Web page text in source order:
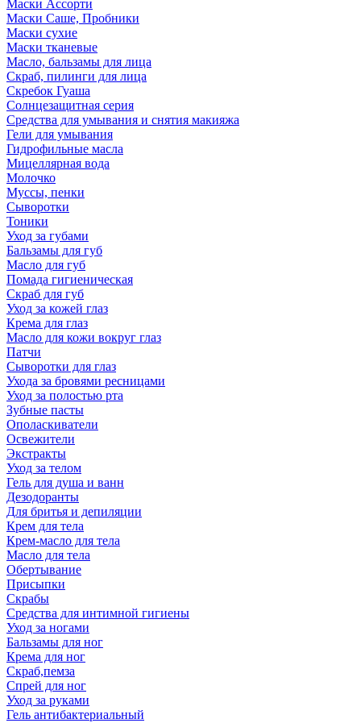
Маски Ассорти
Маски Саше, Пробники
Маски сухие
Маски тканевые
Масло, бальзамы для лица
Скраб, пилинги для лица
Скребок Гуаша
Солнцезащитная серия
Средства для умывания и снятия макияжа
Гели для умывания
Гидрофильные масла
Мицеллярная вода
Молочко
Муссы, пенки
Сыворотки
Тоники
Уход за губами
Бальзамы для губ
Масло для губ
Помада гигиеническая
Скраб для губ
Уход за кожей глаз
Крема для глаз
Масло для кожи вокруг глаз
Патчи
Сыворотки для глаз
Ухода за бровями ресницами
Уход за полостью рта
Зубные пасты
Ополаскиватели
Освежители
Экстракты
Уход за телом
Гель для душа и ванн
Дезодоранты
Для бритья и депиляции
Крем для тела
Крем-масло для тела
Масло для тела
Обертывание
Присыпки
Скрабы
Средства для интимной гигиены
Уход за ногами
Бальзамы для ног
Крема для ног
Скраб,пемза
Спрей для ног
Уход за руками
Гель антибактериальный